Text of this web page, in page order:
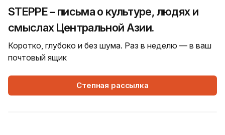
STEPPE – письма о культуре, людях и
смыслах Центральной Азии.
Коротко, глубоко и без шума. Раз в неделю — в ваш
почтовый ящик
Степная рассылка